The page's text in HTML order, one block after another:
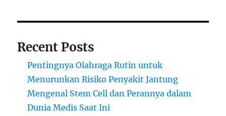
Recent Posts
Pentingnya Olahraga Rutin untuk
Menurunkan Risiko Penyakit Jantung
Mengenal Stem Cell dan Perannya dalam
Dunia Medis Saat Ini